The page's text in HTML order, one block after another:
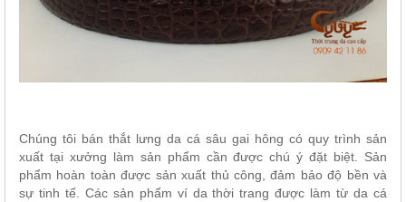
Chúng tôi bán thắt lưng da cá sâu gai hông có quy trình sản
xuất tại xưởng làm sản phẩm cần được chú ý đặt biệt. Sản
phẩm hoàn toàn được sản xuất thủ công, đảm bảo độ bền và
sự tinh tế. Các sản phẩm ví da thời trang được làm từ da cá